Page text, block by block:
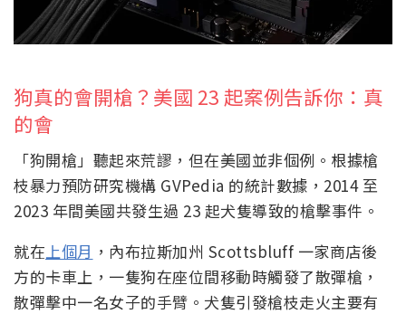
狗真的會開槍？美國 23 起案例告訴你：真
的會
「狗開槍」聽起來荒謬，但在美國並非個例。根據槍
枝暴力預防研究機構 GVPedia 的統計數據，2014 至
2023 年間美國共發生過 23 起犬隻導致的槍擊事件。
就在 上個月 ，內布拉斯加州 Scottsbluff 一家商店後
方的卡車上，一隻狗在座位間移動時觸發了散彈槍，
散彈擊中一名女子的手臂。犬隻引發槍枝走火主要有